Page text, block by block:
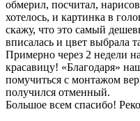
обмерил, посчитал,
хотелось, и картинка в
скажу, что это самый
вписалась и цвет выбрала
Примерно через 2 недели
красавицу! «Благодаря»
помучиться с монтажом
получился отменный.
Большое всем спасибо!